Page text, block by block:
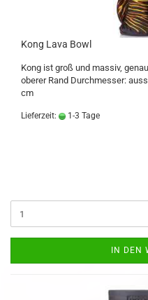
Kong Lava Bowl
Kong ist groß und massiv,
oberer Rand Durchmesser:
cm
Lieferzeit: 1-3 Tage
IN DEN